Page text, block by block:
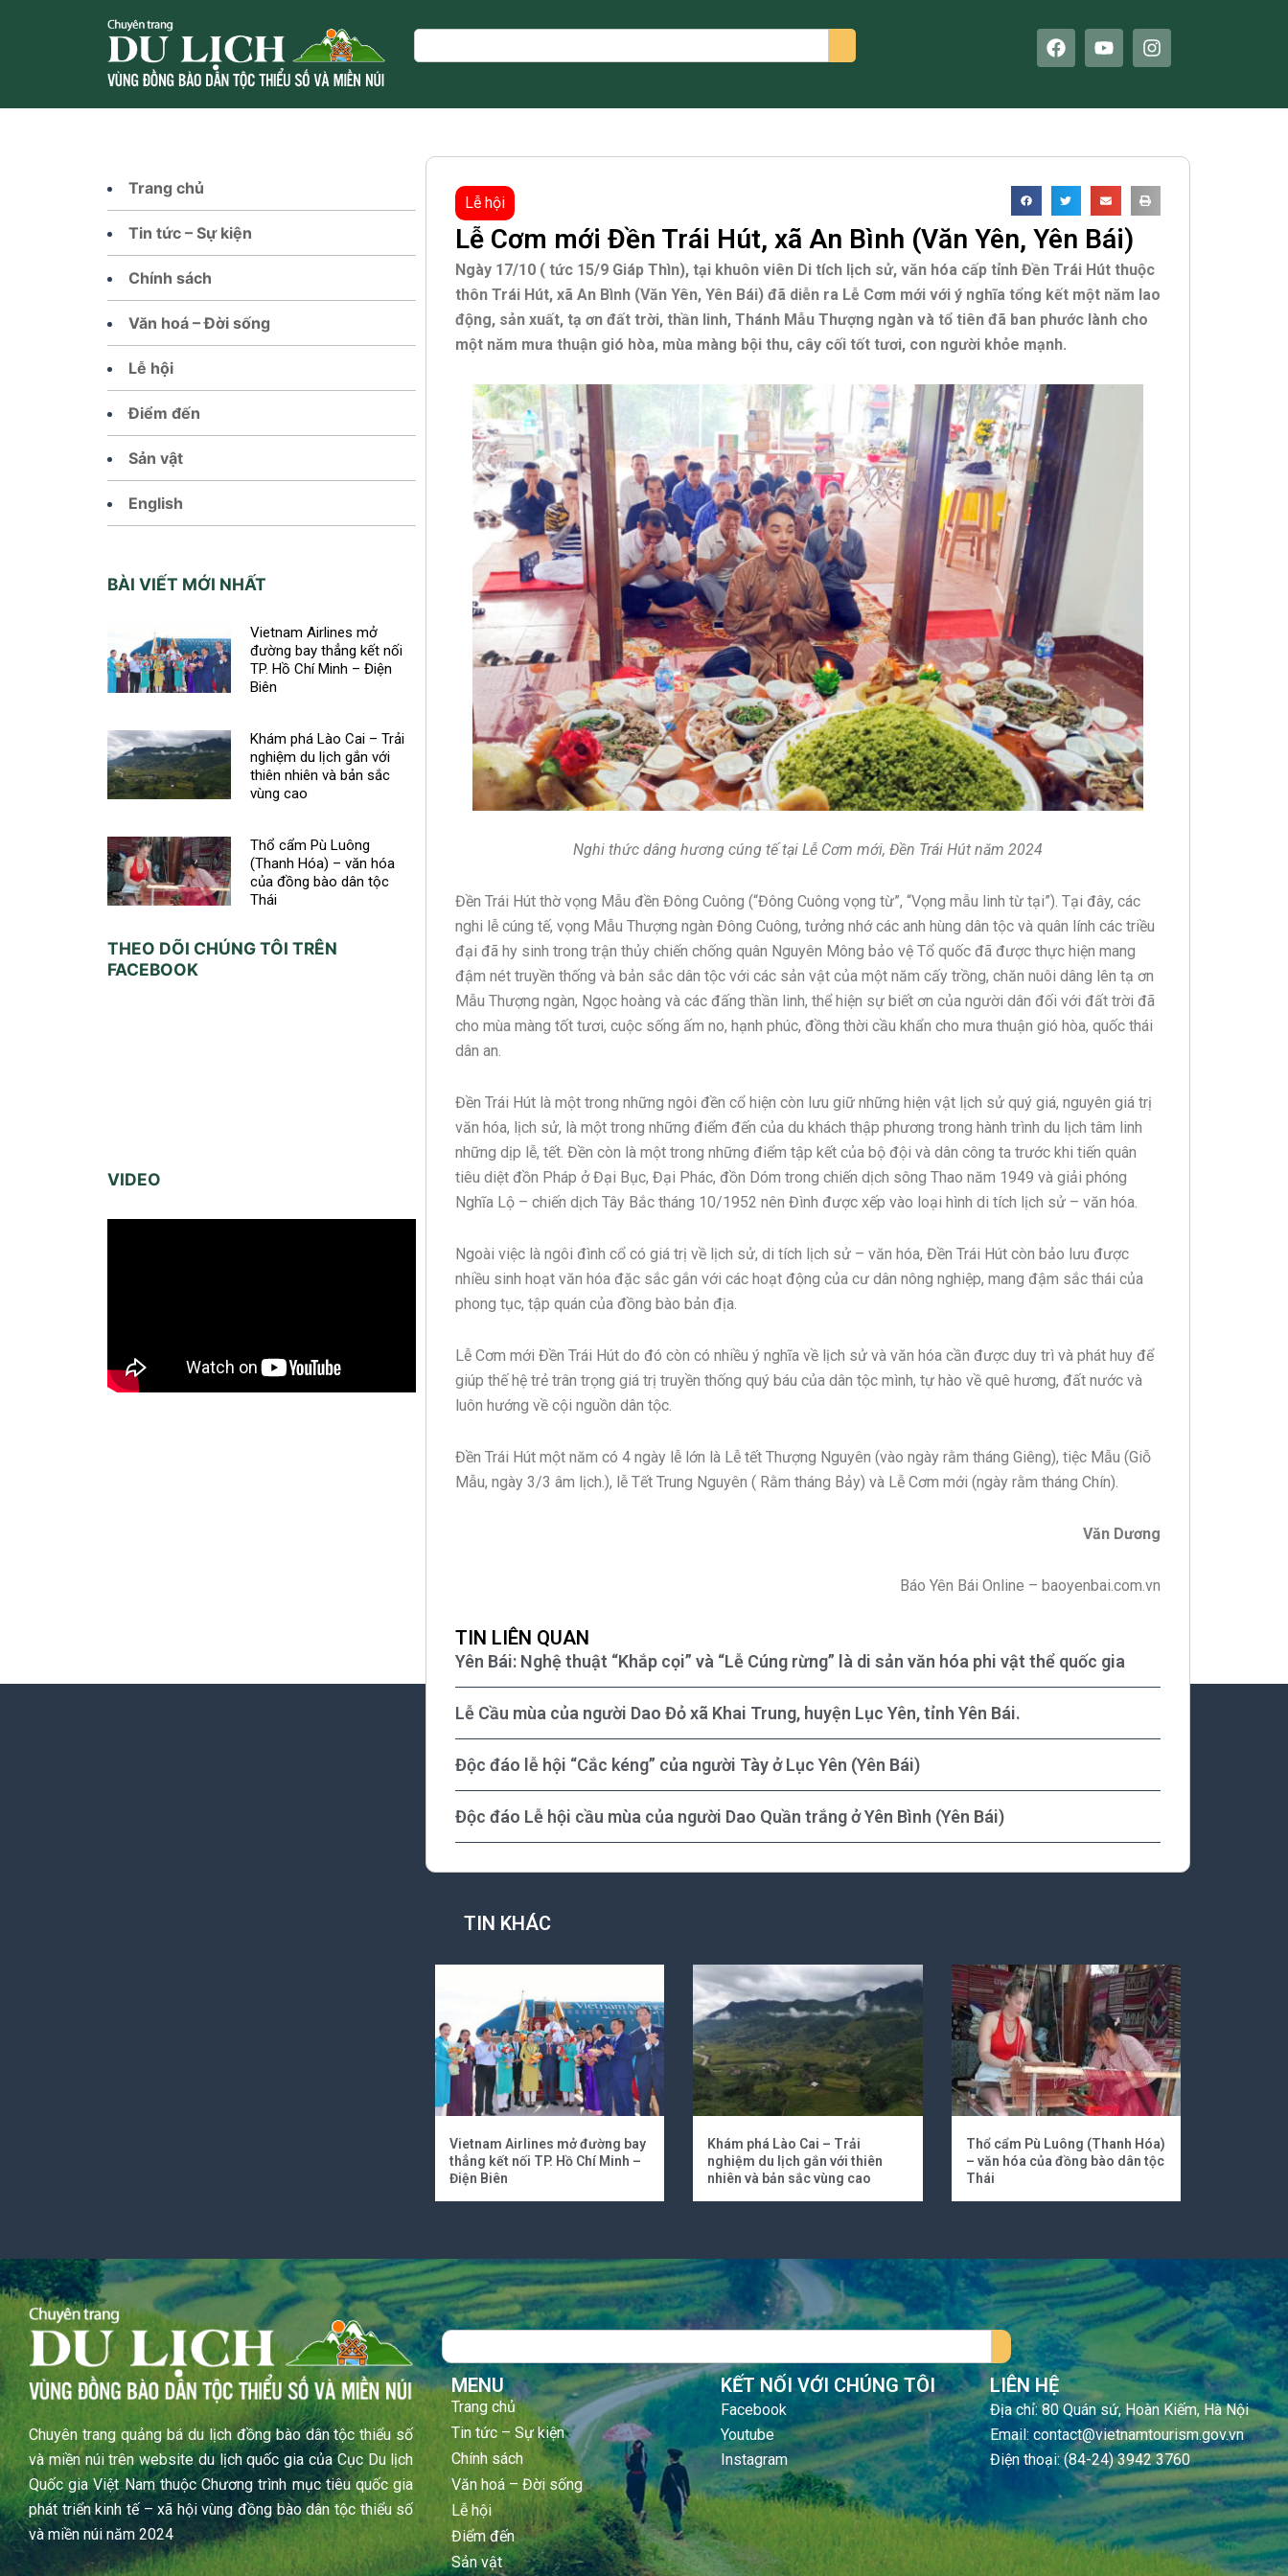
Search
F
a
b
o
Y
o
u
e
I
n
a
r
m
Trang chủ
Tin tức – Sự kiện
Chính sách
Văn hoá – Đời sống
Lễ hội
Điểm đến
Sản vật
English
BÀI VIẾT MỚI NHẤT
Vietnam Airlines mở
đường bay thẳng kết nối
TP. Hồ Chí Minh – Điện
Biên
Khám phá Lào Cai – Trải
nghiệm du lịch gắn với
thiên nhiên và bản sắc
vùng cao
Thổ cẩm Pù Luông
(Thanh Hóa) – văn hóa
của đồng bào dân tộc
Thái
THEO DÕI CHÚNG TÔI TRÊN
FACEBOOK
VIDEO
Lễ hội
Lễ Cơm mới Đền Trái Hút, xã An Bình (Văn Yên, Yên Bái)
Ngày 17/10 ( tức 15/9 Giáp Thìn), tại khuôn viên Di tích lịch sử, văn hóa cấp tỉnh Đền Trái Hút thuộc
thôn Trái Hút, xã An Bình (Văn Yên, Yên Bái) đã diễn ra Lễ Cơm mới với ý nghĩa tổng kết một năm lao
động, sản xuất, tạ ơn đất trời, thần linh, Thánh Mẫu Thượng ngàn và tổ tiên đã ban phước lành cho
một năm mưa thuận gió hòa, mùa màng bội thu, cây cối tốt tươi, con người khỏe mạnh.
Nghi thức dâng hương cúng tế tại Lễ Cơm mới, Đền Trái Hút năm 2024
Đền Trái Hút thờ vọng Mẫu đền Đông Cuông (“Đông Cuông vọng từ”, “Vọng mẫu linh từ tại”). Tại đây, các
nghi lễ cúng tế, vọng Mẫu Thượng ngàn Đông Cuông, tưởng nhớ các anh hùng dân tộc và quân lính các triều
đại đã hy sinh trong trận thủy chiến chống quân Nguyên Mông bảo vệ Tổ quốc đã được thực hiện mang
đậm nét truyền thống và bản sắc dân tộc với các sản vật của một năm cấy trồng, chăn nuôi dâng lên tạ ơn
Mẫu Thượng ngàn, Ngọc hoàng và các đấng thần linh, thể hiện sự biết ơn của người dân đối với đất trời đã
cho mùa màng tốt tươi, cuộc sống ấm no, hạnh phúc, đồng thời cầu khẩn cho mưa thuận gió hòa, quốc thái
dân an.
Đền Trái Hút là một trong những ngôi đền cổ hiện còn lưu giữ những hiện vật lịch sử quý giá, nguyên giá trị
văn hóa, lịch sử, là một trong những điểm đến của du khách thập phương trong hành trình du lịch tâm linh
những dịp lễ, tết. Đền còn là một trong những điểm tập kết của bộ đội và dân công ta trước khi tiến quân
tiêu diệt đồn Pháp ở Đại Bục, Đại Phác, đồn Dóm trong chiến dịch sông Thao năm 1949 và giải phóng
Nghĩa Lộ – chiến dịch Tây Bắc tháng 10/1952 nên Đình được xếp vào loại hình di tích lịch sử – văn hóa.
Ngoài việc là ngôi đình cổ có giá trị về lịch sử, di tích lịch sử – văn hóa, Đền Trái Hút còn bảo lưu được
nhiều sinh hoạt văn hóa đặc sắc gắn với các hoạt động của cư dân nông nghiệp, mang đậm sắc thái của
phong tục, tập quán của đồng bào bản địa.
Lễ Cơm mới Đền Trái Hút do đó còn có nhiều ý nghĩa về lịch sử và văn hóa cần được duy trì và phát huy để
giúp thế hệ trẻ trân trọng giá trị truyền thống quý báu của dân tộc mình, tự hào về quê hương, đất nước và
luôn hướng về cội nguồn dân tộc.
Đền Trái Hút một năm có 4 ngày lễ lớn là Lễ tết Thượng Nguyên (vào ngày rằm tháng Giêng), tiệc Mẫu (Giỗ
Mẫu, ngày 3/3 âm lịch.), lễ Tết Trung Nguyên ( Rằm tháng Bảy) và Lễ Cơm mới (ngày rằm tháng Chín).
Văn Dương
Báo Yên Bái Online – baoyenbai.com.vn
TIN LIÊN QUAN
Yên Bái: Nghệ thuật “Khắp cọi” và “Lễ Cúng rừng” là di sản văn hóa phi vật thể quốc gia
Lễ Cầu mùa của người Dao Đỏ xã Khai Trung, huyện Lục Yên, tỉnh Yên Bái.
Độc đáo lễ hội “Cắc kéng” của người Tày ở Lục Yên (Yên Bái)
Độc đáo Lễ hội cầu mùa của người Dao Quần trắng ở Yên Bình (Yên Bái)
TIN KHÁC
Vietnam Airlines mở đường bay
thẳng kết nối TP. Hồ Chí Minh –
Điện Biên
Khám phá Lào Cai – Trải
nghiệm du lịch gắn với thiên
nhiên và bản sắc vùng cao
Thổ cẩm Pù Luông (Thanh Hóa)
– văn hóa của đồng bào dân tộc
Thái
Chuyên trang quảng bá du lịch đồng bào dân tộc thiểu số
và miền núi trên website du lịch quốc gia của Cục Du lịch
Quốc gia Việt Nam thuộc Chương trình mục tiêu quốc gia
phát triển kinh tế – xã hội vùng đồng bào dân tộc thiểu số
và miền núi năm 2024
Search
MENU
Trang chủ
Tin tức – Sự kiện
Chính sách
Văn hoá – Đời sống
Lễ hội
Điểm đến
Sản vật
KẾT NỐI VỚI CHÚNG TÔI
Facebook
Youtube
Instagram
LIÊN HỆ
Địa chỉ: 80 Quán sứ, Hoàn Kiếm, Hà Nội
Email: contact@vietnamtourism.gov.vn
Điện thoại: (84-24) 3942 3760